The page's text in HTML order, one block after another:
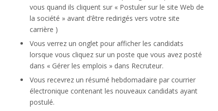
vous quand ils cliquent sur « Postuler sur le site Web de
la société » avant d’être redirigés vers votre site
carrière )
Vous verrez un onglet pour afficher les candidats
lorsque vous cliquez sur un poste que vous avez posté
dans « Gérer les emplois » dans Recruteur.
Vous recevrez un résumé hebdomadaire par courrier
électronique contenant les nouveaux candidats ayant
postulé.